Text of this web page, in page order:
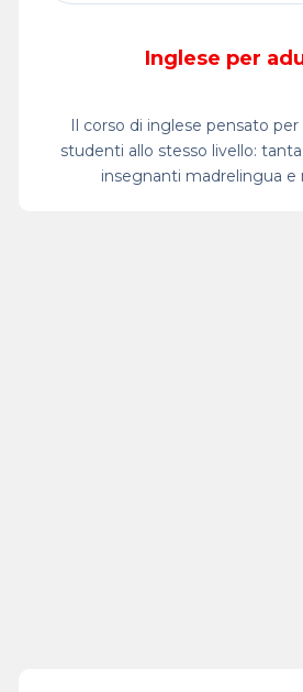
Inglese per
Il corso di inglese pensato
studenti allo stesso livello:
insegnanti madrelingua e